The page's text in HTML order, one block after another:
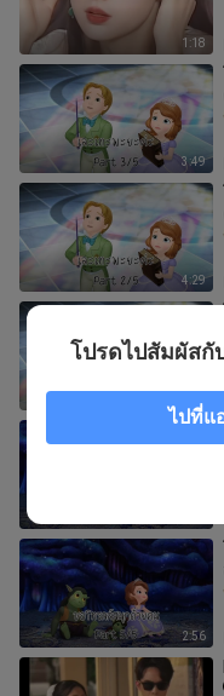
1:18
3:49
4:29
2:56
โปรดไปสัมผัสกั
ไปที่แ